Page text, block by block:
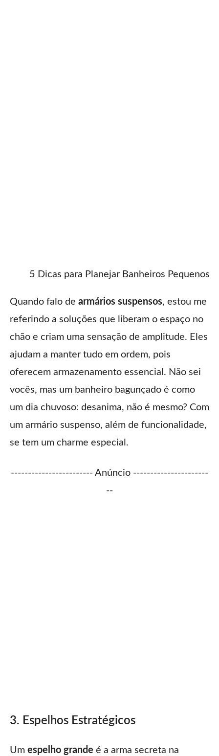
5 Dicas para Planejar Banheiros Pequenos
Quando falo de armários suspensos, estou me
referindo a soluções que liberam o espaço no
chão e criam uma sensação de amplitude. Eles
ajudam a manter tudo em ordem, pois
oferecem armazenamento essencial. Não sei
vocês, mas um banheiro bagunçado é como
um dia chuvoso: desanima, não é mesmo? Com
um armário suspenso, além de funcionalidade,
se tem um charme especial.
------------------------ Anúncio ----------------------
--
3. Espelhos Estratégicos
Um espelho grande é a arma secreta na